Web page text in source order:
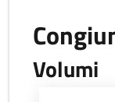
Volumi